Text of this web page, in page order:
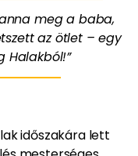
meg a baba,
az ötlet – egy
Halakból!”
időszakára lett